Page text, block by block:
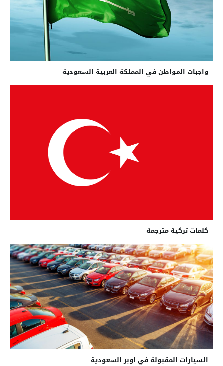
واجبات المواطن في المملكة العربية السعودية
كلمات تركية مترجمة
السيارات المقبولة في اوبر السعودية